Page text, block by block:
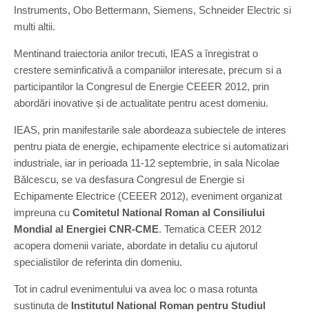
Instruments, Obo Bettermann, Siemens, Schneider Electric si
multi altii.
Mentinand traiectoria anilor trecuti, IEAS a înregistrat o
crestere seminficativă a companiilor interesate, precum si a
participantilor la Congresul de Energie CEEER 2012, prin
abordări inovative și de actualitate pentru acest domeniu.
IEAS, prin manifestarile sale abordeaza subiectele de interes
pentru piata de energie, echipamente electrice si automatizari
industriale, iar in perioada 11-12 septembrie, in sala Nicolae
Bălcescu, se va desfasura Congresul de Energie si
Echipamente Electrice (CEEER 2012), eveniment organizat
impreuna cu Comitetul National Roman al Consiliului
Mondial al Energiei CNR-CME. Tematica CEER 2012
acopera domenii variate, abordate in detaliu cu ajutorul
specialistilor de referinta din domeniu.
Tot in cadrul evenimentului va avea loc o masa rotunta
sustinuta de Institutul National Roman pentru Studiul